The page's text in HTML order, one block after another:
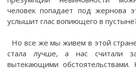
человек попадает под жернова
услышит глас вопиющего в
Но все же мы живем в этой
стала лучше, а нас считали
вытекающими